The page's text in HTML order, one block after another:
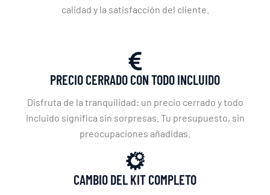
calidad y la satisfacción del cliente.
PRECIO CERRADO CON TODO INCLUIDO
Disfruta de la tranquilidad: un precio cerrado y todo
incluido significa sin sorpresas. Tu presupuesto, sin
preocupaciones añadidas.
CAMBIO DEL KIT COMPLETO